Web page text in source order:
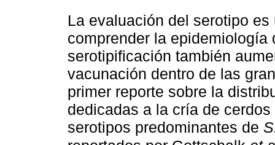
La evaluación del serotipo
comprender la epidemiología
serotipificación también
vacunación dentro de las
primer reporte sobre la
dedicadas a la cría de
serotipos predominantes de